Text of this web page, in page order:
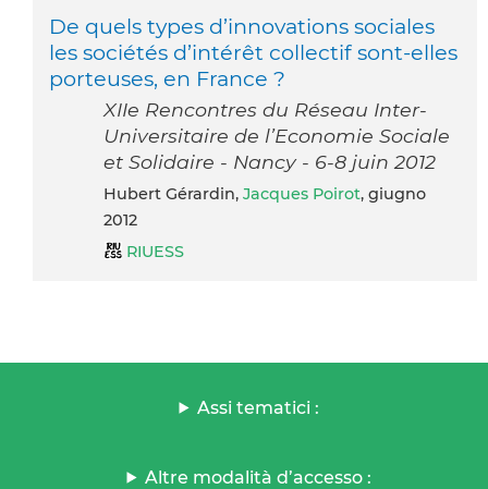
De quels types d’innovations sociales
les sociétés d’intérêt collectif sont-elles
porteuses, en France ?
XIIe Rencontres du Réseau Inter-
Universitaire de l’Economie Sociale
et Solidaire - Nancy - 6-8 juin 2012
Hubert Gérardin, Jacques Poirot, giugno
2012
RIUESS
Assi tematici :
Altre modalità d’accesso :